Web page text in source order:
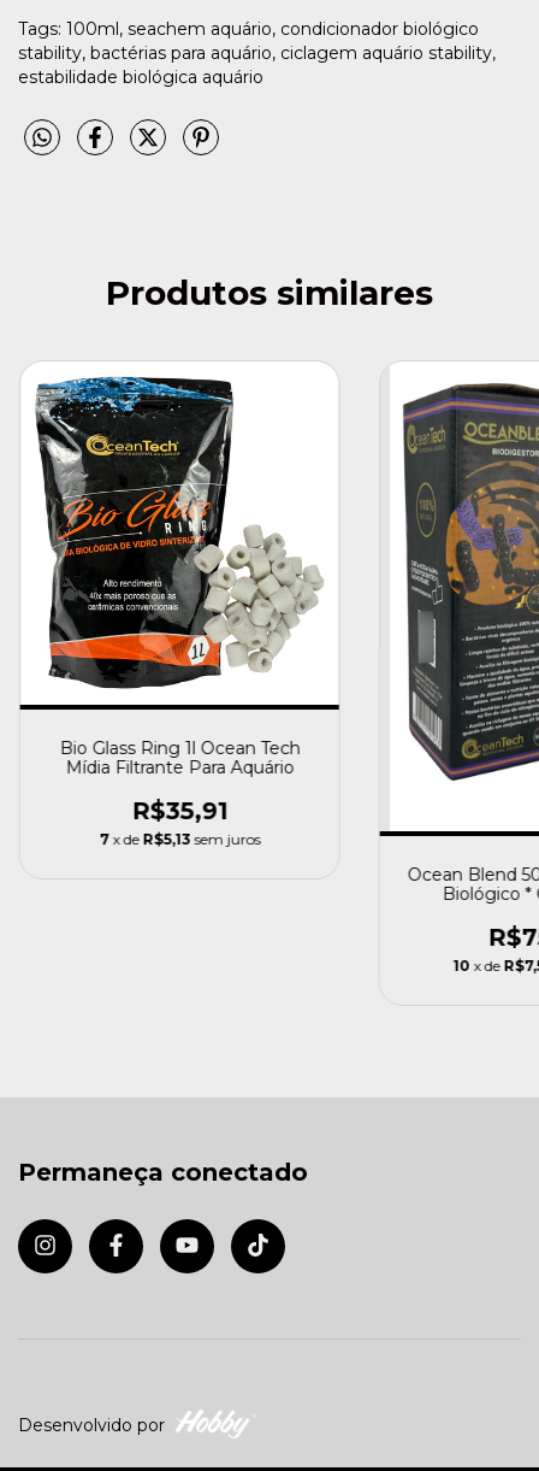
Tags: 100ml, seachem aquário, condicionador biológico
stability, bactérias para aquário, ciclagem aquário stability,
estabilidade biológica aquário
Produtos similares
Bio Glass Ring 1l Ocean Tech
Mídia Filtrante Para Aquário
R$35,91
7 x de R$5,13 sem juros
Ocean Blend
Biológico *
10 x de
Permaneça conectado
Desenvolvido por